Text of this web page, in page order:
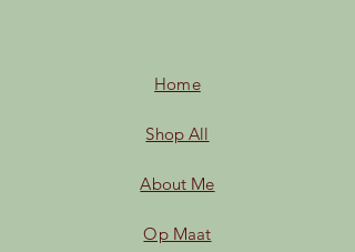
Home
Shop All
About Me
Op Maat